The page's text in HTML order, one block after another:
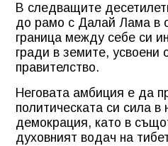
В следващите
до рамо с Далай Лама в
граница между себе си
гради в земите, усвоени
правителство.
Неговата амбиция е да
политическата си сила в
демокрация, като в
духовният водач на